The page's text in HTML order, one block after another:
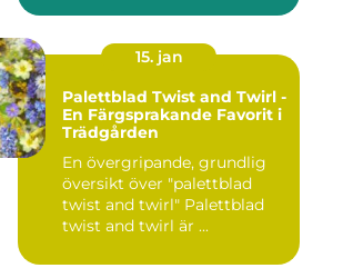
15. jan
Palettblad Twist and Twirl -
En Färgsprakande Favorit i
Trädgården
En övergripande, grundlig
översikt över "palettblad
twist and twirl" Palettblad
twist and twirl är ...